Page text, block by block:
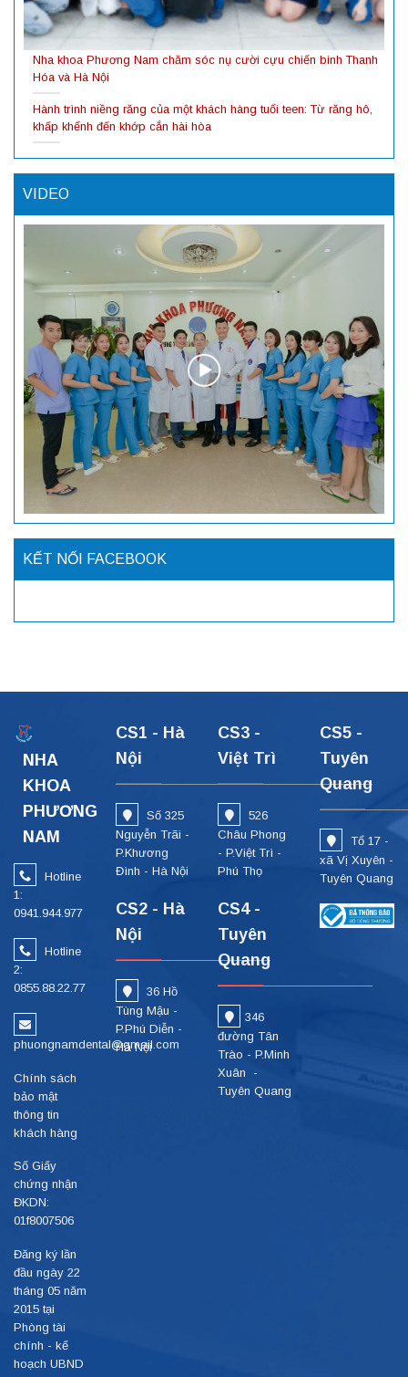
Nha khoa Phương Nam chăm sóc nụ cười cựu chiến binh Thanh
Hóa và Hà Nội
Hành trình niềng răng của một khách hàng tuổi teen: Từ răng hô,
khấp khểnh đến khớp cắn hài hòa
VIDEO
KẾT NỐI FACEBOOK
NHA
KHOA
PHƯƠNG
NAM
Hotline
1:
0941.944.977
Hotline
2:
0855.88.22.77
phuongnamdental@gmail.com
Chính sách
bảo mật
thông tin
khách hàng
Số Giấy
chứng nhận
ĐKDN:
01f8007506
Đăng ký lần
đầu ngày 22
tháng 05 năm
2015 tại
Phòng tài
chính - kế
hoạch UBND
CS1 - Hà
Nội
Số 325
Nguyễn Trãi -
P.Khương
Đình - Hà Nội
CS2 - Hà
Nội
36 Hồ
Tùng Mậu -
P.Phú Diễn -
Hà Nội
CS3 -
Việt Trì
526
Châu Phong
- P.Việt Trì -
Phú Thọ
CS4 -
Tuyên
Quang
346
đường Tân
Trào - P.Minh
Xuân -
Tuyên Quang
CS5 -
Tuyên
Quang
Tổ 17 -
xã Vị Xuyên -
Tuyên Quang